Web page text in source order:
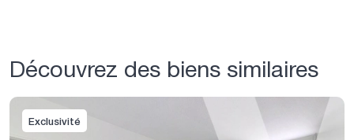
Découvrez des biens similaires
Exclusivité